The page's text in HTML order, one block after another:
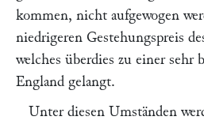
kommen, nicht aufgewogen
niedrigeren Gestehungspreis
welches überdies zu einer sehr
England gelangt.
Unter diesen Umständen